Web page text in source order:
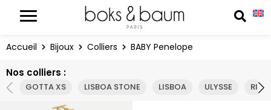
Accueil Bijoux Colliers BABY Penelope
Nos colliers :
GOTTA XS LISBOA STONE LISBOA ULYSSE RIO
Panneau de gestion des cookies